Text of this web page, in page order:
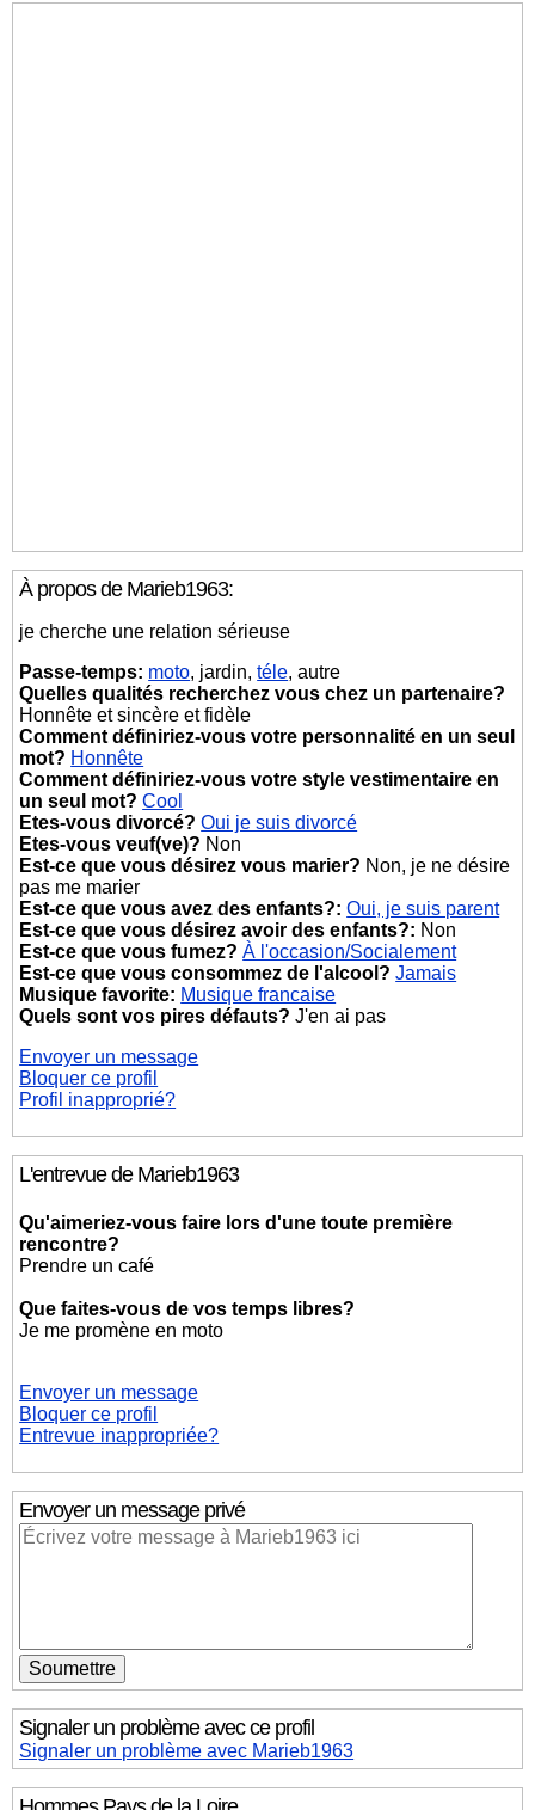
À propos de Marieb1963:
je cherche une relation sérieuse
Passe-temps: moto, jardin,téle, autre
Quelles qualités recherchez vous chez un partenaire?
Honnête et sincère et fidèle
Comment définiriez-vous votre personnalité en un seul
mot? Honnête
Comment définiriez-vous votre style vestimentaire en
un seul mot? Cool
Etes-vous divorcé? Oui je suis divorcé
Etes-vous veuf(ve)? Non
Est-ce que vous désirez vous marier? Non, je ne désire
pas me marier
Est-ce que vous avez des enfants?: Oui, je suis parent
Est-ce que vous désirez avoir des enfants?: Non
Est-ce que vous fumez? À l'occasion/Socialement
Est-ce que vous consommez de l'alcool? Jamais
Musique favorite: Musique francaise
Quels sont vos pires défauts? J'en ai pas
Envoyer un message
Bloquer ce profil
Profil inapproprié?
L'entrevue de Marieb1963
Qu'aimeriez-vous faire lors d'une toute première
rencontre?
Prendre un café
Que faites-vous de vos temps libres?
Je me promène en moto
Envoyer un message
Bloquer ce profil
Entrevue inappropriée?
Envoyer un message privé
Signaler un problème avec ce profil
Signaler un problème avec Marieb1963